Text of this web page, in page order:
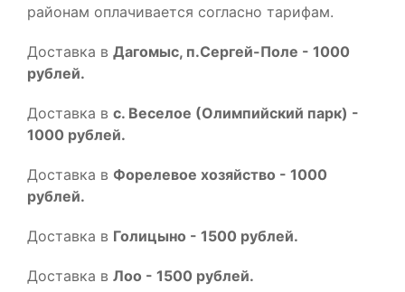
районам оплачивается согласно тарифам.
Доставка в Дагомыс, п.Сергей-Поле - 1000
рублей.
Доставка в с. Веселое (Олимпийский парк) -
1000 рублей.
Доставка в Форелевое хозяйство - 1000
рублей.
Доставка в Голицыно - 1500 рублей.
Доставка в Лоо - 1500 рублей.